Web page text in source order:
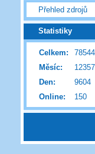
Přehled zdrojů
Statistiky
Online: 150
Celkem:
Měsíc:
Den:
9604